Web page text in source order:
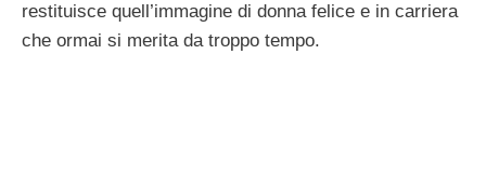
restituisce quell’immagine di donna felice e in carriera
che ormai si merita da troppo tempo.